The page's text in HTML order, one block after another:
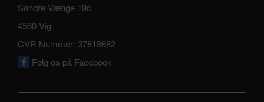
Søndre Vænge 19c
4560 Vig
CVR Nummer: 37818682
Følg os på Facebook